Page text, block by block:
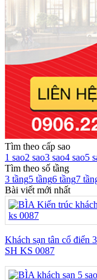
Tìm theo cấp sao
1 sao2 sao3 sao4 sao5
Tìm theo số tầng
3 tầng5 tầng6 tầng7
Bài viết mới nhất
Khách sạn tân cổ điển
SH KS 0087